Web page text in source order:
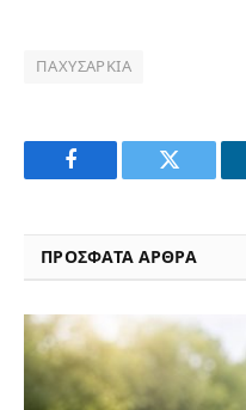
ΠΑΧΥΣΑΡΚΊΑ
Facebook Twitter
ΠΡΟΣΦΑΤΑ ΑΡΘΡΑ